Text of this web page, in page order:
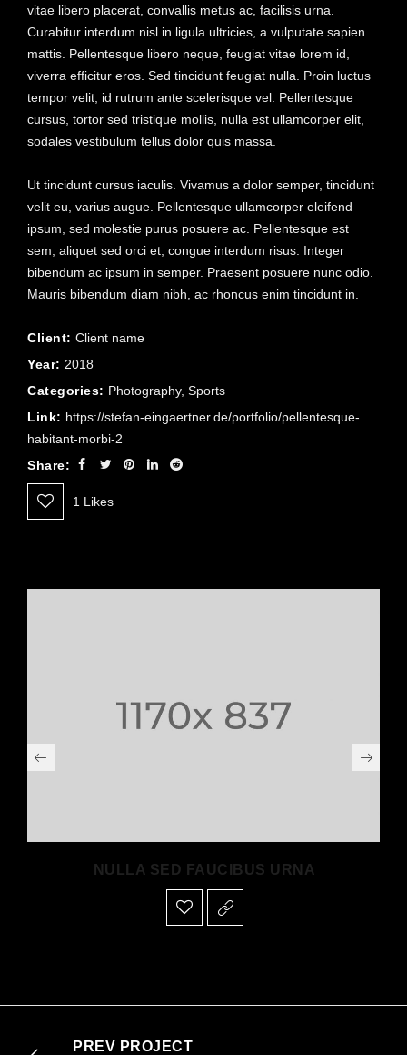
vitae libero placerat, convallis metus ac, facilisis urna.
Curabitur interdum nisl in ligula ultricies, a vulputate sapien
mattis. Pellentesque libero neque, feugiat vitae lorem id,
viverra efficitur eros. Sed tincidunt feugiat nulla. Proin luctus
tempor velit, id rutrum ante scelerisque vel. Pellentesque
cursus, tortor sed tristique mollis, nulla est ullamcorper elit,
sodales vestibulum tellus dolor quis massa.
Ut tincidunt cursus iaculis. Vivamus a dolor semper, tincidunt
velit eu, varius augue. Pellentesque ullamcorper eleifend
ipsum, sed molestie purus posuere ac. Pellentesque est
sem, aliquet sed orci et, congue interdum risus. Integer
bibendum ac ipsum in semper. Praesent posuere nunc odio.
Mauris bibendum diam nibh, ac rhoncus enim tincidunt in.
Client: Client name
Year: 2018
Categories: Photography, Sports
Link: https://stefan-eingaertner.de/portfolio/pellentesque-
habitant-morbi-2
Share:
1 Likes
NULLA SED FAUCIBUS URNA
PREV PROJECT